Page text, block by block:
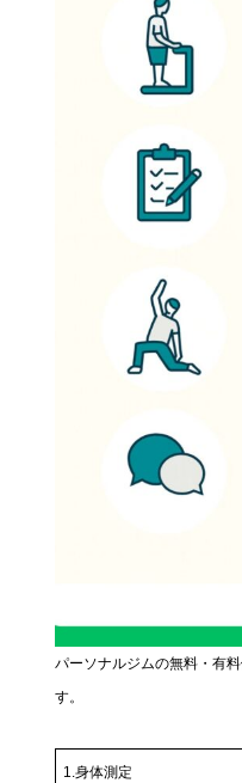
パーソナルジムの無料・有
す。
1.身体測定